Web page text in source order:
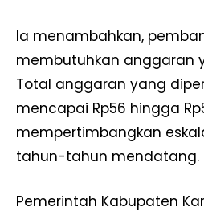
Ia menambahkan,
membutuhkan anggaran
Total anggaran yang
mencapai Rp56 hingga
mempertimbangkan
tahun-tahun mendatang.
Pemerintah Kabupaten